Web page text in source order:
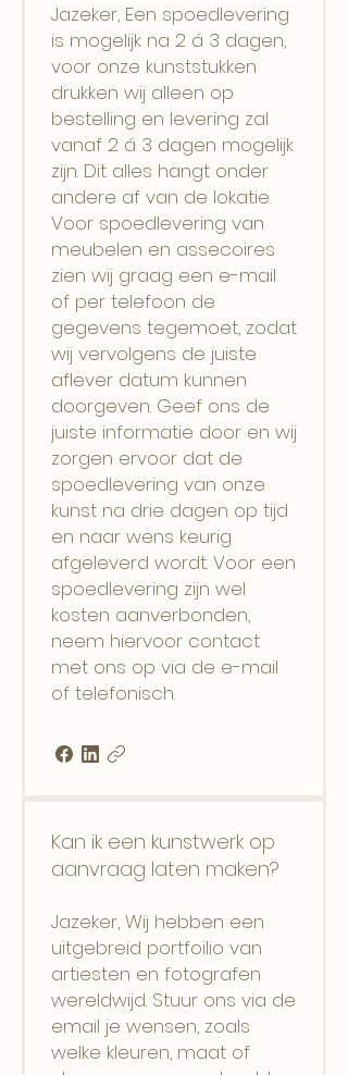
Jazeker, Een spoedlevering
is mogelijk na 2 á 3 dagen,
voor onze kunststukken
drukken wij alleen op
bestelling en levering zal
vanaf 2 á 3 dagen mogelijk
zijn. Dit alles hangt onder
andere af van de lokatie.
Voor spoedlevering van
meubelen en assecoires
zien wij graag een e-mail
of per telefoon de
gegevens tegemoet, zodat
wij vervolgens de juiste
aflever datum kunnen
doorgeven. Geef ons de
juiste informatie door en wij
zorgen ervoor dat de
spoedlevering van onze
kunst na drie dagen op tijd
en naar wens keurig
afgeleverd wordt. Voor een
spoedlevering zijn wel
kosten aanverbonden,
neem hiervoor contact
met ons op via de e-mail
of telefonisch.
Kan ik een kunstwerk op
aanvraag laten maken?
Jazeker, Wij hebben een
uitgebreid portfoilio van
artiesten en fotografen
wereldwijd. Stuur ons via de
email je wensen, zoals
welke kleuren, maat of